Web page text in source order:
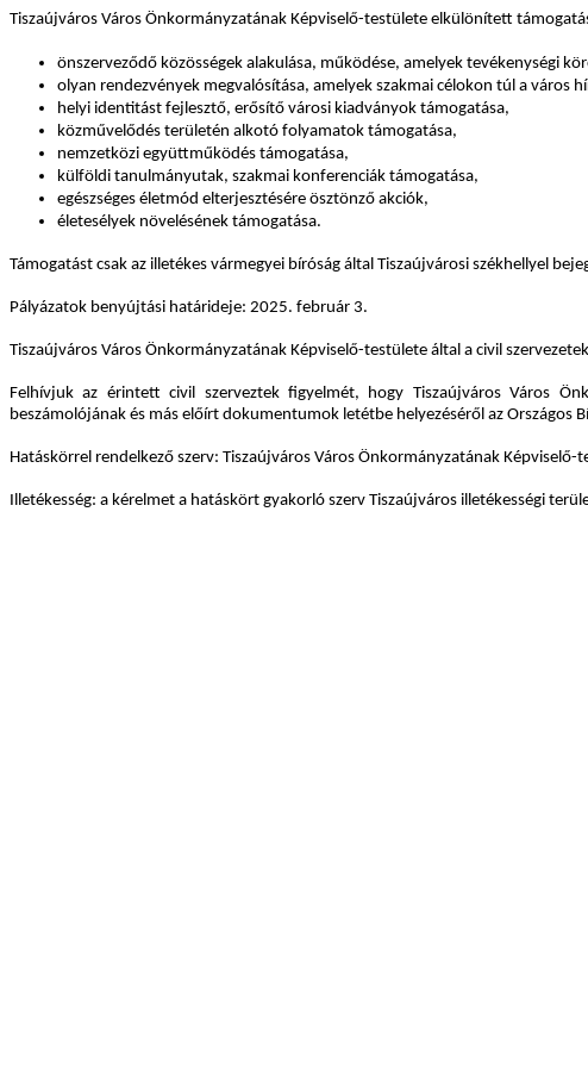
Tiszaújváros Város Önkormányzatának Képviselő-testülete elkülönített
önszerveződő közösségek alakulása, működése, amelyek tevékenységi
olyan rendezvények megvalósítása, amelyek szakmai célokon túl a város
helyi identitást fejlesztő, erősítő városi kiadványok támogatása,
közművelődés területén alkotó folyamatok támogatása,
nemzetközi együttműködés támogatása,
külföldi tanulmányutak, szakmai konferenciák támogatása,
egészséges életmód elterjesztésére ösztönző akciók,
életesélyek növelésének támogatása.
Támogatást csak az illetékes vármegyei bíróság által Tiszaújvárosi székhellyel
Pályázatok benyújtási határideje: 2025. február 3.
Tiszaújváros Város Önkormányzatának Képviselő-testülete által a civil
Felhívjuk az érintett civil szerveztek figyelmét, hogy Tiszaújváros Város
beszámolójának és más előírt dokumentumok letétbe helyezéséről az Országos
Hatáskörrel rendelkező szerv: Tiszaújváros Város Önkormányzatának Képviselő-
Illetékesség: a kérelmet a hatáskört gyakorló szerv Tiszaújváros illetékességi